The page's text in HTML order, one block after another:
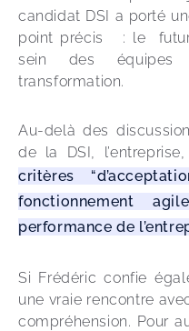
candidat DSI a porté
point précis   : le
sein des
transformation.
Au-delà des
de la DSI,
critères
fonctionnement
performance de
Si Frédéric confie
une vraie rencontre
compréhension. Pour